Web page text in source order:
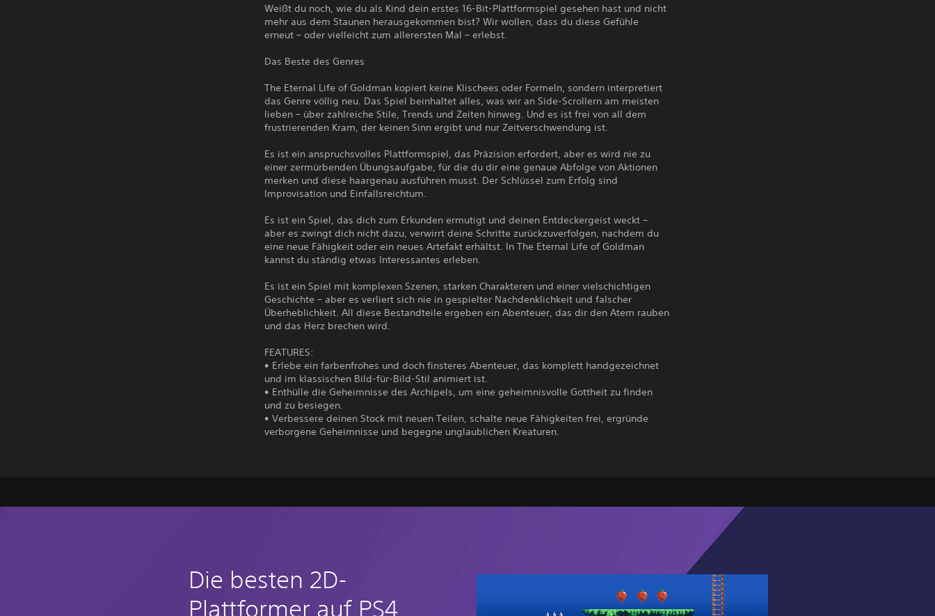
Weißt du noch, wie du als Kind dein erstes 16-Bit-Plattformspiel gesehen hast und nicht
mehr aus dem Staunen herausgekommen bist? Wir wollen, dass du diese Gefühle
erneut – oder vielleicht zum allerersten Mal – erlebst.
Das Beste des Genres
The Eternal Life of Goldman kopiert keine Klischees oder Formeln, sondern interpretiert
das Genre völlig neu. Das Spiel beinhaltet alles, was wir an Side-Scrollern am meisten
lieben – über zahlreiche Stile, Trends und Zeiten hinweg. Und es ist frei von all dem
frustrierenden Kram, der keinen Sinn ergibt und nur Zeitverschwendung ist.
Es ist ein anspruchsvolles Plattformspiel, das Präzision erfordert, aber es wird nie zu
einer zermürbenden Übungsaufgabe, für die du dir eine genaue Abfolge von Aktionen
merken und diese haargenau ausführen musst. Der Schlüssel zum Erfolg sind
Improvisation und Einfallsreichtum.
Es ist ein Spiel, das dich zum Erkunden ermutigt und deinen Entdeckergeist weckt –
aber es zwingt dich nicht dazu, verwirrt deine Schritte zurückzuverfolgen, nachdem du
eine neue Fähigkeit oder ein neues Artefakt erhältst. In The Eternal Life of Goldman
kannst du ständig etwas Interessantes erleben.
Es ist ein Spiel mit komplexen Szenen, starken Charakteren und einer vielschichtigen
Geschichte – aber es verliert sich nie in gespielter Nachdenklichkeit und falscher
Überheblichkeit. All diese Bestandteile ergeben ein Abenteuer, das dir den Atem rauben
und das Herz brechen wird.
FEATURES:
• Erlebe ein farbenfrohes und doch finsteres Abenteuer, das komplett handgezeichnet
und im klassischen Bild-für-Bild-Stil animiert ist.
• Enthülle die Geheimnisse des Archipels, um eine geheimnisvolle Gottheit zu finden
und zu besiegen.
• Verbessere deinen Stock mit neuen Teilen, schalte neue Fähigkeiten frei, ergründe
verborgene Geheimnisse und begegne unglaublichen Kreaturen.
Die besten 2D-
Plattformer auf PS4